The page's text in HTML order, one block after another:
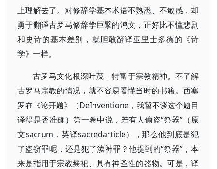
上理解去了。对修辞学基本术语不熟悉、不敏感，却
勇于翻译古罗马修辞学巨擘的鸿文，正好比不懂悲剧
和史诗的基本差别，就胆敢翻译亚里士多德的《诗
学》一样。
古罗马文化根深叶茂，特富于宗教精神。不了解
古罗马宗教的情况，就不容易看懂当时的书籍。西塞
罗在《论开题》（DeInventione，我暂不谈这个题目
译得是否准确）第一卷中说，若有人偷盗“祭器”（原
文sacrum，英译sacredarticle），那么他到底是犯
了盗窃罪呢，还是犯了渎神罪？他提到的“祭器”，本
来是指用于宗教祭祀、具有神圣性的器物。可是，译